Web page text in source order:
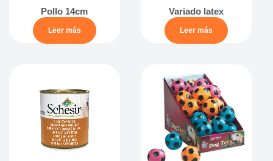
Pollo 14cm
Leer más
Variado latex
Leer más